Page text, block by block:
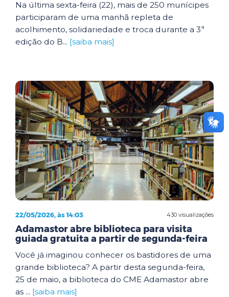
Na última sexta-feira (22), mais de 250 munícipes
participaram de uma manhã repleta de
acolhimento, solidariedade e troca durante a 3ª
edição do B... [saiba mais]
430 visualizações
22/05/2026, às 14:03
Adamastor abre biblioteca para visita
guiada gratuita a partir de segunda-feira
Você já imaginou conhecer os bastidores de uma
grande biblioteca? A partir desta segunda-feira,
25 de maio, a biblioteca do CME Adamastor abre
as ... [saiba mais]